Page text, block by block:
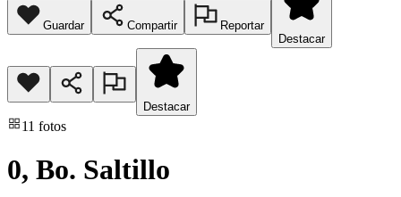
Guardar Compartir
Reportar
Destacar
Destacar
11 fotos
0, Bo. Saltillo